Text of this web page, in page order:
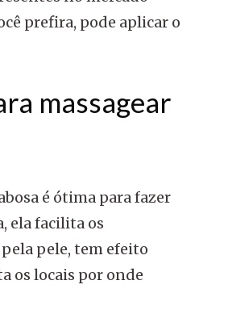
prefira, pode aplicar o
massagear
é ótima para fazer
ela facilita os
pele, tem efeito
os locais por onde